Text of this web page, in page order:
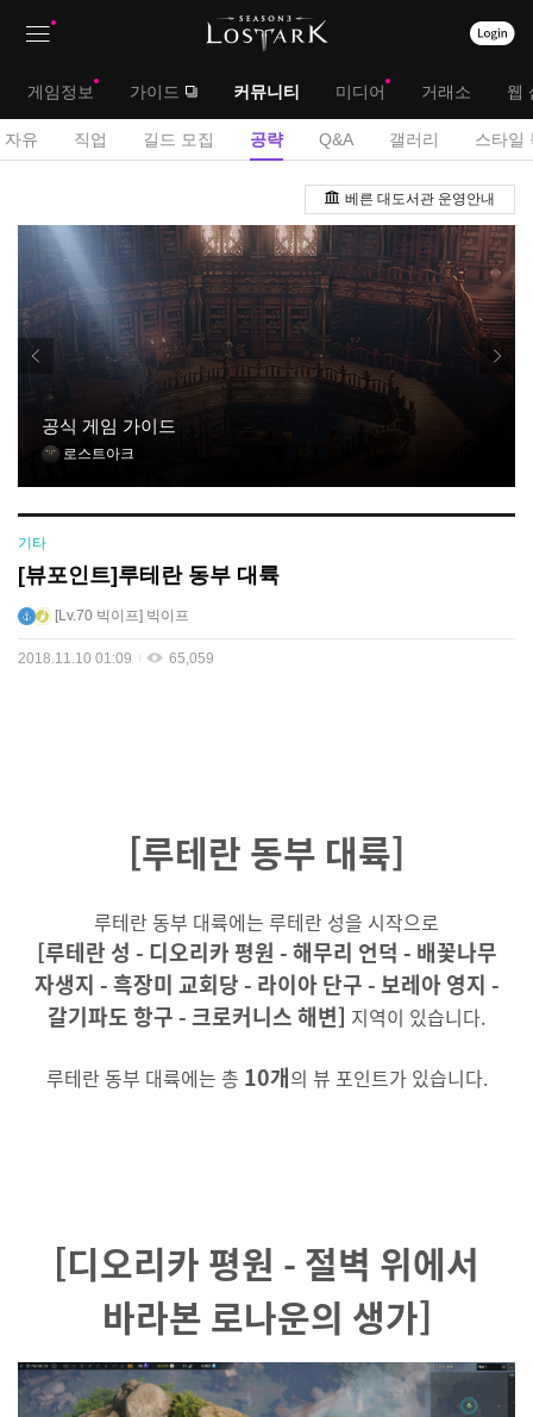
뉴
대
메
게임정보 가이드 커뮤니티 미디어 거래소 웹
서
메
뉴
자유 직업 길드 모집 공략 Q&A 갤러리 스타일
략
판
베른 대도서관 운영안내
공식 게임 가이드
로스트아크
기타
[뷰포인트]루테란 동부 대륙
Lv.70 빅이프 빅이프
2018.11.10 01:09 65,059
[루테란 동부 대륙]
루테란 동부 대륙에는 루테란 성을 시작으로
[루테란 성 - 디오리카 평원 - 해무리 언덕 - 배꽃나무
자생지 - 흑장미 교회당 - 라이아 단구 - 보레아 영지 -
갈기파도 항구 - 크로커니스 해변] 지역이 있습니다.
루테란 동부 대륙에는 총 10개의 뷰 포인트가 있습니다.
[디오리카 평원 - 절벽 위에서
바라본 로나운의 생가]